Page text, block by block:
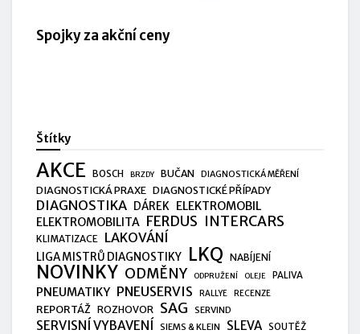
Spojky za akční ceny
Štítky
AKCE BOSCH BRZDY BUČAN DIAGNOSTICKÁ MĚŘENÍ
DIAGNOSTICKÁ PRAXE DIAGNOSTICKÉ PŘÍPADY
DIAGNOSTIKA DÁREK ELEKTROMOBIL
ELEKTROMOBILITA FERDUS INTERCARS
KLIMATIZACE LAKOVÁNÍ
LIGA MISTRŮ DIAGNOSTIKY LKQ NABÍJENÍ
NOVINKY ODMĚNY ODPRUŽENÍ OLEJE PALIVA
PNEUMATIKY PNEUSERVIS RALLYE RECENZE
REPORTÁŽ ROZHOVOR SAG SERVIND
SERVISNÍ VYBAVENÍ SIEMS & KLEIN SLEVA SOUTĚŽ